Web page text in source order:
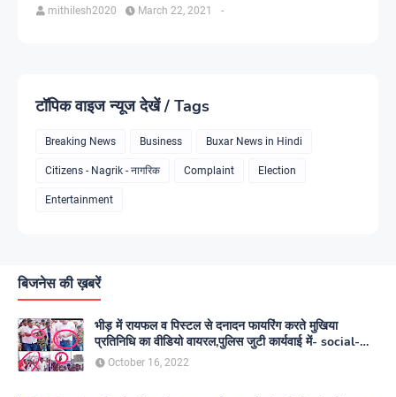
mithilesh2020 -
March 22, 2021
टॉपिक वाइज न्यूज देखें / Tags
Breaking News Business Buxar News in Hindi
Citizens - Nagrik - नागरिक Complaint Election
Entertainment
बिजनेस की ख़बरें
भीड़ में रायफल व पिस्टल से दनादन फायरिंग करते मुखिया
प्रतिनिधि का वीडियो वायरल,पुलिस जुटी कार्यवाई में- social-
media
October 16, 2022